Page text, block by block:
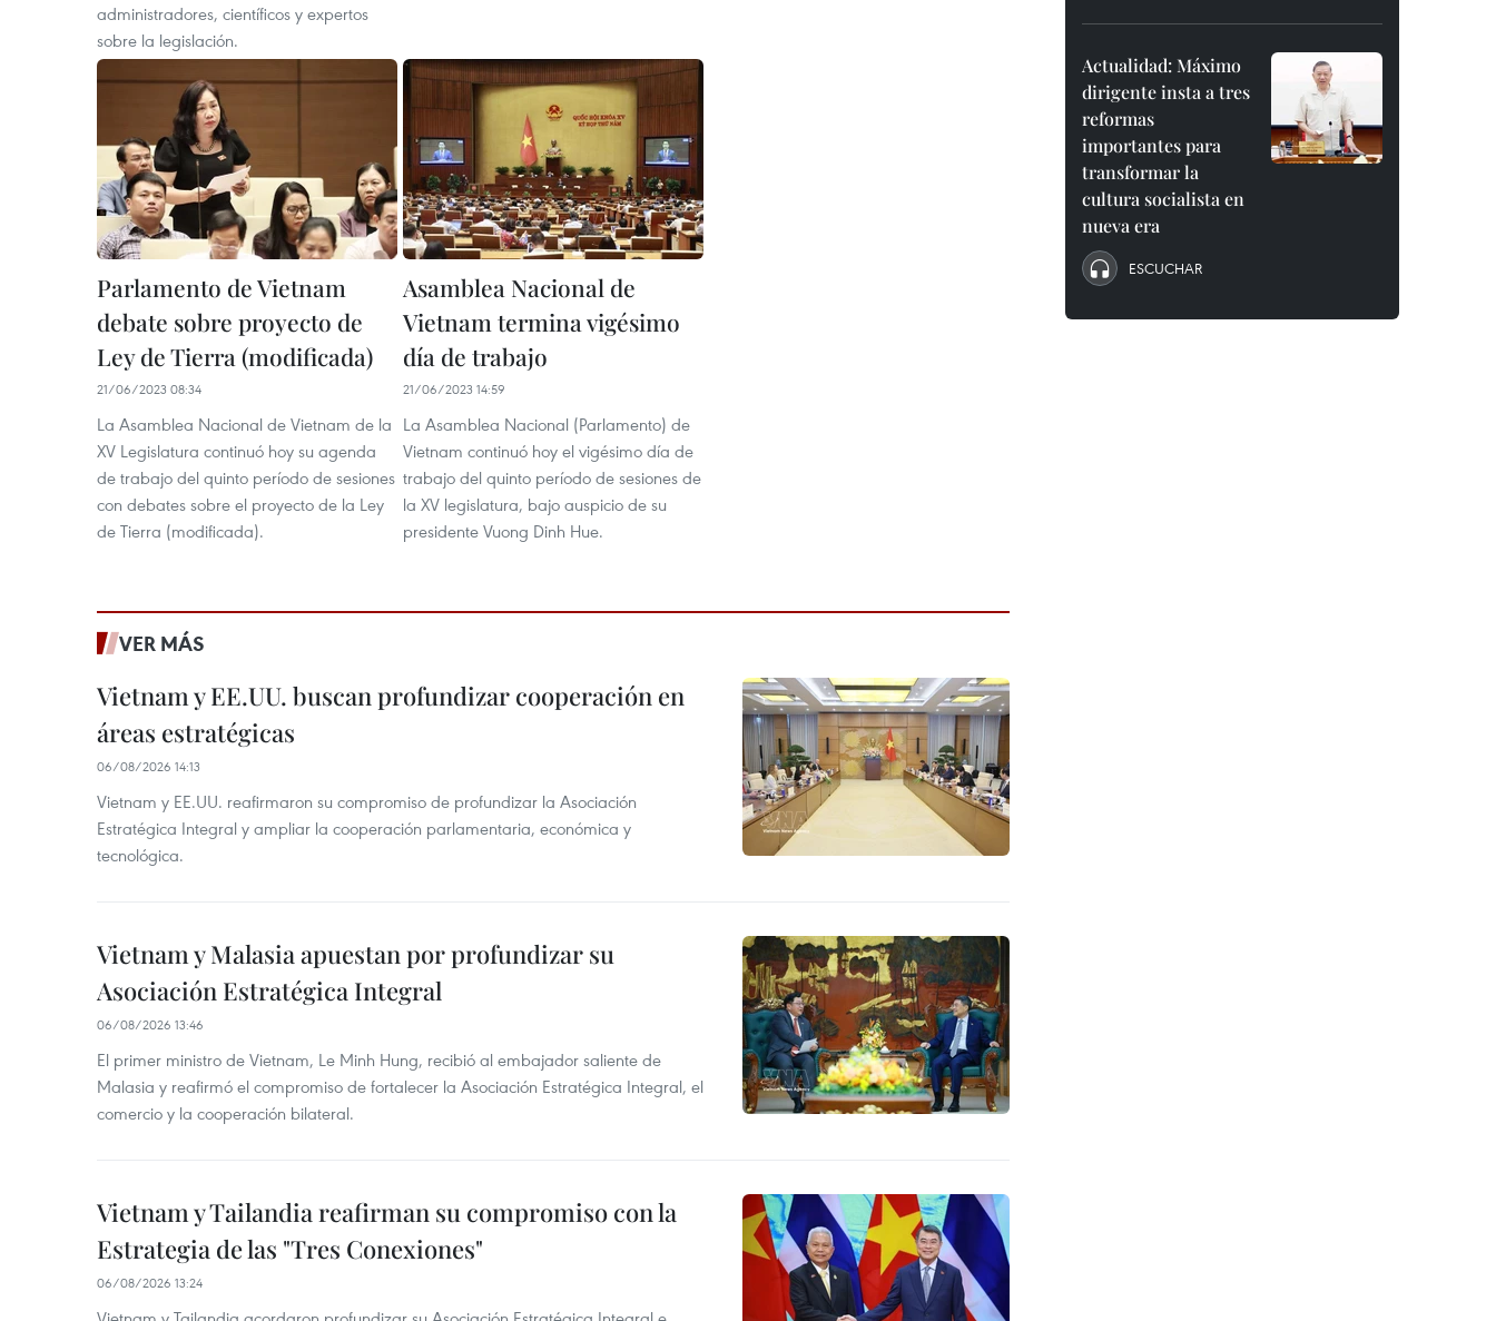
administradores, científicos y expertos
sobre la legislación.
Parlamento de Vietnam
debate sobre proyecto de
Ley de Tierra (modificada)
21/06/2023 08:34
La Asamblea Nacional de Vietnam de la
XV Legislatura continuó hoy su agenda
de trabajo del quinto período de sesiones
con debates sobre el proyecto de la Ley
de Tierra (modificada).
Asamblea Nacional de
Vietnam termina vigésimo
día de trabajo
21/06/2023 14:59
La Asamblea Nacional (Parlamento) de
Vietnam continuó hoy el vigésimo día de
trabajo del quinto período de sesiones de
la XV legislatura, bajo auspicio de su
presidente Vuong Dinh Hue.
VER MÁS
Vietnam y EE.UU. buscan profundizar cooperación en
áreas estratégicas
06/08/2026 14:13
Vietnam y EE.UU. reafirmaron su compromiso de profundizar la Asociación
Estratégica Integral y ampliar la cooperación parlamentaria, económica y
tecnológica.
Vietnam y Malasia apuestan por profundizar su
Asociación Estratégica Integral
06/08/2026 13:46
El primer ministro de Vietnam, Le Minh Hung, recibió al embajador saliente de
Malasia y reafirmó el compromiso de fortalecer la Asociación Estratégica Integral, el
comercio y la cooperación bilateral.
Vietnam y Tailandia reafirman su compromiso con la
Estrategia de las "Tres Conexiones"
06/08/2026 13:24
Actualidad: Máximo
dirigente insta a tres
reformas
importantes para
transformar la
cultura socialista en
nueva era
ESCUCHAR